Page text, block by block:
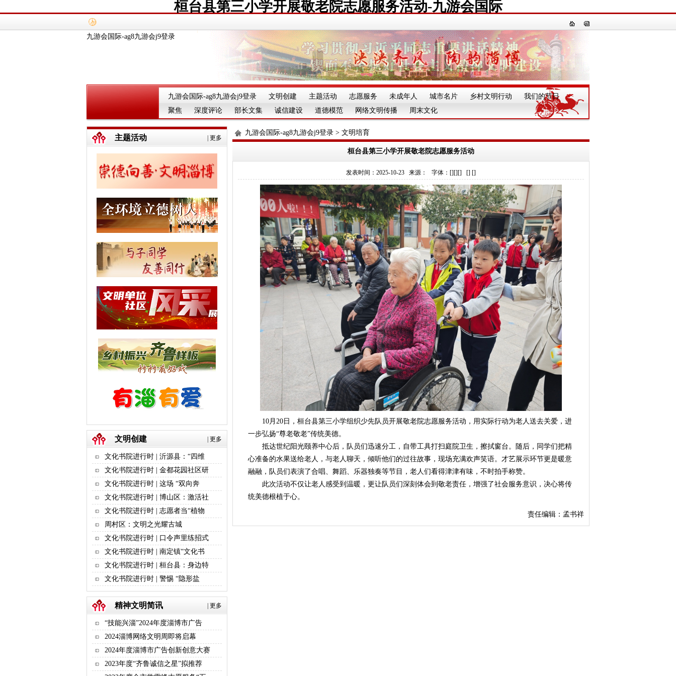
桓台县第三小学开展敬老院志愿服务活动-九游会国际
九游会国际-ag8九游会j9登录
九游会国际-ag8九游会j9登录 文明创建 主题活动 志愿服务 未成年人 城市名片 乡村文明行动 我们的节日 一
聚焦
深度评论 部长文集 诚信建设 道德模范 网络文明传播 周末文化
更多
主题活动
更多
文明创建
文化书院进行时 | 沂源县：“四维
文化书院进行时 | 金都花园社区研
文化书院进行时 | 这场 “双向奔
文化书院进行时 | 博山区：激活社
文化书院进行时 | 志愿者当“植物
周村区：文明之光耀古城
文化书院进行时 | 口令声里练招式
文化书院进行时 | 南定镇“文化书
文化书院进行时 | 桓台县：身边特
文化书院进行时 | 警惕 “隐形盐
更多
精神文明简讯
“技能兴淄”2024年度淄博市广告
2024淄博网络文明周即将启幕
2024年度淄博市广告创新创意大赛
2023年度“齐鲁诚信之星”拟推荐
九游会国际-ag8九游会j9登录 > 文明培育
桓台县第三小学开展敬老院志愿服务活动
发表时间：2025-10-23 来源： 字体：[][][] [] []
10月20日，桓台县第三小学组织少先队员开展敬老院志愿服务活动，用实际行动为老人送去关爱，进
一步弘扬“尊老敬老”传统美德。
抵达世纪阳光颐养中心后，队员们迅速分工，自带工具打扫庭院卫生，擦拭窗台。随后，同学们把精
心准备的水果送给老人，与老人聊天，倾听他们的过往故事，现场充满欢声笑语。才艺展示环节更是暖意
融融，队员们表演了合唱、舞蹈、乐器独奏等节目，老人们看得津津有味，不时拍手称赞。
此次活动不仅让老人感受到温暖，更让队员们深刻体会到敬老责任，增强了社会服务意识，决心将传
统美德根植于心。
责任编辑：孟书祥